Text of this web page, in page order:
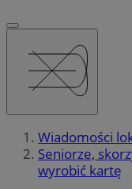
Wiadomości
Seniorze,
wyrobić kartę